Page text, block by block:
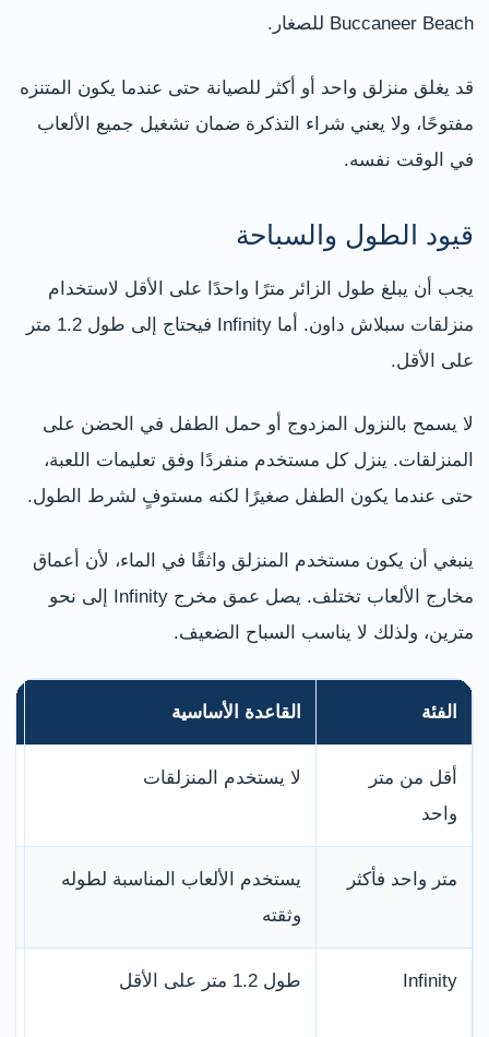
Buccaneer Beach للصغار.
قد يغلق منزلق واحد أو أكثر للصيانة حتى عندما يكون المتنزه
مفتوحًا، ولا يعني شراء التذكرة ضمان تشغيل جميع الألعاب
في الوقت نفسه.
قيود الطول والسباحة
يجب أن يبلغ طول الزائر مترًا واحدًا على الأقل لاستخدام
منزلقات سبلاش داون. أما Infinity فيحتاج إلى طول 1.2 متر
على الأقل.
لا يسمح بالنزول المزدوج أو حمل الطفل في الحضن على
المنزلقات. ينزل كل مستخدم منفردًا وفق تعليمات اللعبة،
حتى عندما يكون الطفل صغيرًا لكنه مستوفٍ لشرط الطول.
ينبغي أن يكون مستخدم المنزلق واثقًا في الماء، لأن أعماق
مخارج الألعاب تختلف. يصل عمق مخرج Infinity إلى نحو
مترين، ولذلك لا يناسب السباح الضعيف.
الفئة القاعدة الأساسية
أقل من متر
واحد
لا يستخدم المنزلقات
متر واحد فأكثر
يستخدم الألعاب المناسبة لطوله
وثقته
Infinity طول 1.2 متر على الأقل